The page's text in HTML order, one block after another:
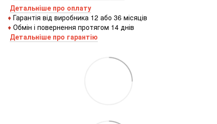
Детальніше про оплату
♦ Гарантія від виробника 12 або 36 місяців
♦ Обмін і повернення протягом 14 днів
Детальніше про гарантію